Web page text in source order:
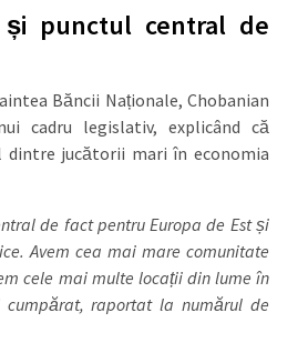
și punctul central de
Băncii Naționale, Chobanian
cadru legislativ, explicând că
dintre jucătorii mari în economia
de fact pentru Europa de Est și
Avem cea mai mare comunitate
cele mai multe locații din lume în
raportat la numărul de